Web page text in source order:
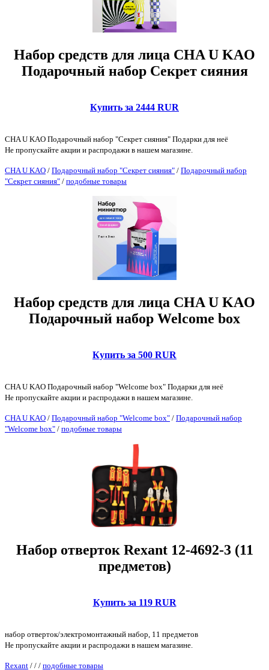
Набор средств для лица CHA U KAO
Подарочный набор Секрет сияния
Купить за 2444 RUR
CHA U KAO Подарочный набор "Секрет сияния" Подарки для неё
Не пропускайте акции и распродажи в нашем магазине.
CHA U KAO / Подарочный набор "Секрет сияния" / Подарочный набор
"Секрет сияния" / подобные товары
Набор средств для лица CHA U KAO
Подарочный набор Welcome box
Купить за 500 RUR
CHA U KAO Подарочный набор "Welcome box" Подарки для неё
Не пропускайте акции и распродажи в нашем магазине.
CHA U KAO / Подарочный набор "Welcome box" / Подарочный набор
"Welcome box" / подобные товары
Набор отверток Rexant 12-4692-3 (11
предметов)
Купить за 119 RUR
набор отверток/электромонтажный набор, 11 предметов
Не пропускайте акции и распродажи в нашем магазине.
Rexant / / / подобные товары